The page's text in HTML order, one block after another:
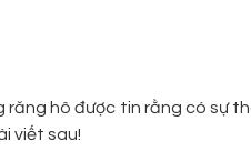
răng hô được tin rằng có sự
viết sau!